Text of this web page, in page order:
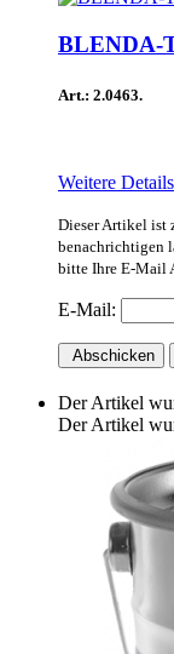
BLENDA-
Art.: 2.0463.
Weitere Details
Dieser Artikel ist
benachrichtigen
bitte Ihre E-Mail
E-Mail:
Abschicken
Der Artikel
Der Artikel